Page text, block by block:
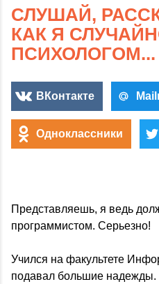
СЛУШАЙ,
КАК Я
ПСИХОЛОГОМ...
ВКонтакте
Одноклассники
Представляешь, я ведь
программистом. Серьезно!
Учился на факультете
подавал большие надежды.